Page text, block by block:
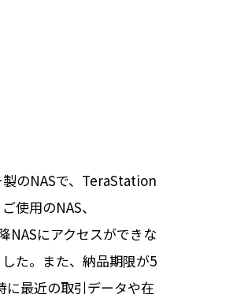
のNASで、TeraStation
使用のNAS、
NASにアクセスができな
た。また、納品期限が5
最近の取引データや在